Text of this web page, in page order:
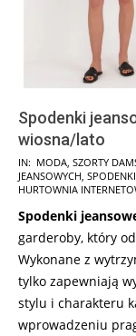
Spodenki
wiosna/lato
2024-
05-
IN: MODA SZORTY
JEANSOWYCH
HURTOWNIA
Spodenki
garderoby, który
Wykonane z
tylko zapewniają
stylu i charakteru
wprowadzeniu